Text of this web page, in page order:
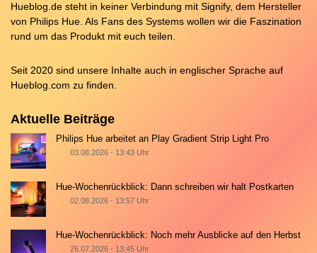
Hueblog.de steht in keiner Verbindung mit Signify, dem Hersteller
von Philips Hue. Als Fans des Systems wollen wir die Faszination
rund um das Produkt mit euch teilen.
Seit 2020 sind unsere Inhalte auch in englischer Sprache auf
Hueblog.com zu finden.
Aktuelle Beiträge
Philips Hue arbeitet an Play Gradient Strip Light Pro
03.08.2026 - 13:43 Uhr
Hue-Wochenrückblick: Dann schreiben wir halt Postkarten
02.08.2026 - 13:57 Uhr
Hue-Wochenrückblick: Noch mehr Ausblicke auf den Herbst
26.07.2026 - 13:45 Uhr